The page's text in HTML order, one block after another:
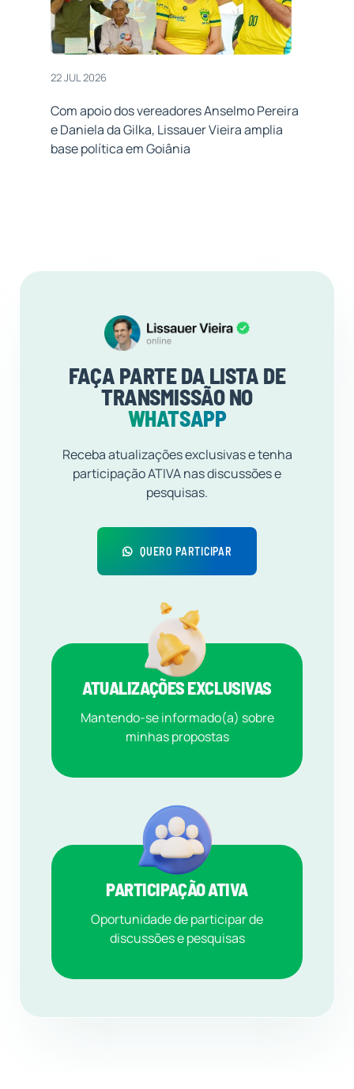
22 JUL 2026
Com apoio dos vereadores Anselmo Pereira
e Daniela da Gilka, Lissauer Vieira amplia
base política em Goiânia
FAÇA PARTE DA LISTA DE
TRANSMISSÃO NO
WHATSAPP
Receba atualizações exclusivas e tenha
participação ATIVA nas discussões e
pesquisas.
QUERO PARTICIPAR
ATUALIZAÇÕES EXCLUSIVAS
Mantendo-se informado(a) sobre
minhas propostas
PARTICIPAÇÃO ATIVA
Oportunidade de participar de
discussões e pesquisas